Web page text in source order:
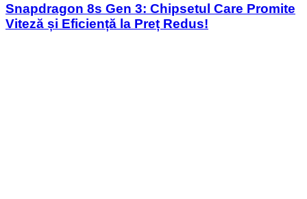
Snapdragon 8s Gen 3: Chipsetul Care Promite
Viteză și Eficiență la Preț Redus!